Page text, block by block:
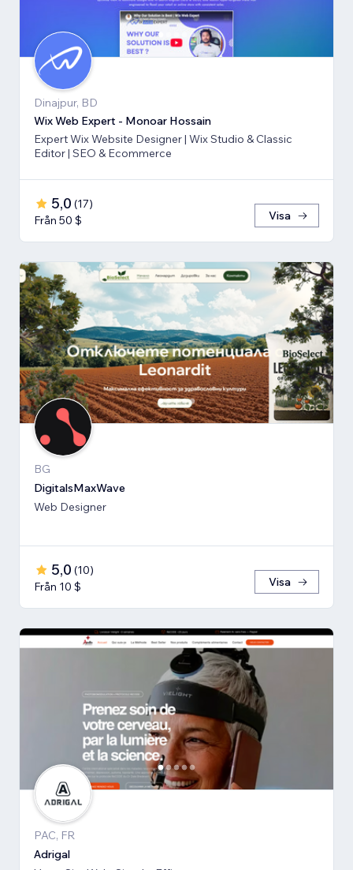
Dinajpur, BD
Wix Web Expert - Monoar Hossain
Expert Wix Website Designer | Wix Studio & Classic
Editor | SEO & Ecommerce
5,0 (17)
Från 50 $
Visa
BG
DigitalsMaxWave
Web Designer
5,0 (10)
Från 10 $
Visa
PAC, FR
Adrigal